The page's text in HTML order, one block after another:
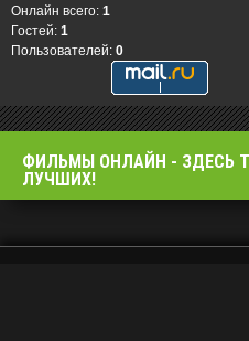
Онлайн всего: 1
Гостей: 1
Пользователей: 0
ФИЛЬМЫ OНЛАЙН - ЗДЕСЬ
ЛУЧШИХ!